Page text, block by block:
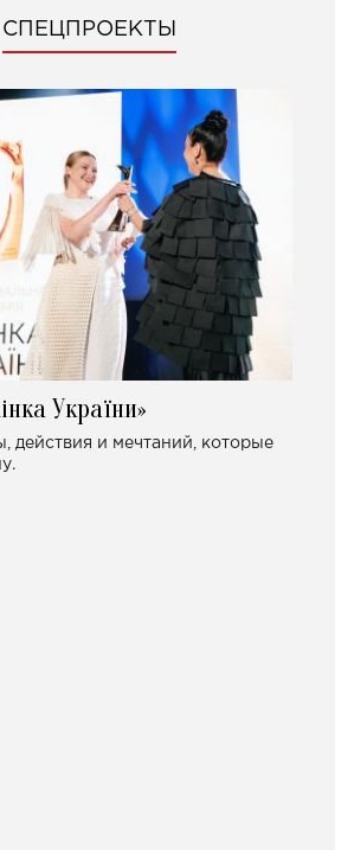
СПЕЦПРОЕКТЫ
України»
действия и мечтаний, которые